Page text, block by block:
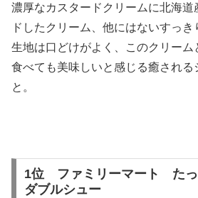
濃厚なカスタードクリームに北海道
ドしたクリーム、他にはないすっ
生地は口どけがよく、このクリー
食べても美味しいと感じる癒される
と。
1位 ファミリーマート たっ
ダブルシュー